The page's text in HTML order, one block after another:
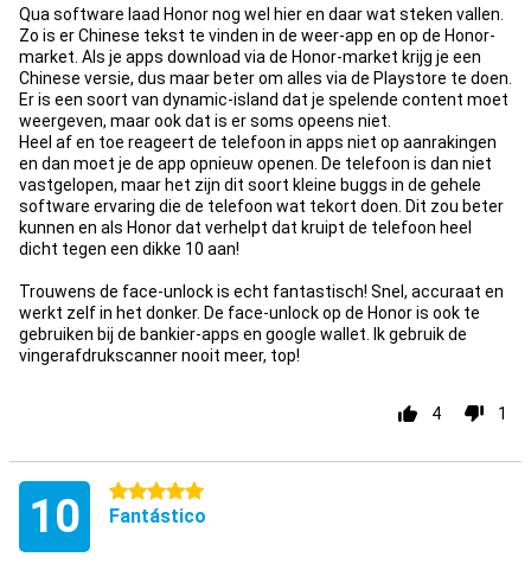
Qua software laad Honor nog wel hier en daar wat steken vallen.
Zo is er Chinese tekst te vinden in de weer-app en op de Honor-
market. Als je apps download via de Honor-market krijg je een
Chinese versie, dus maar beter om alles via de Playstore te doen.
Er is een soort van dynamic-island dat je spelende content moet
weergeven, maar ook dat is er soms opeens niet.
Heel af en toe reageert de telefoon in apps niet op aanrakingen
en dan moet je de app opnieuw openen. De telefoon is dan niet
vastgelopen, maar het zijn dit soort kleine buggs in de gehele
software ervaring die de telefoon wat tekort doen. Dit zou beter
kunnen en als Honor dat verhelpt dat kruipt de telefoon heel
dicht tegen een dikke 10 aan!
Trouwens de face-unlock is echt fantastisch! Snel, accuraat en
werkt zelf in het donker. De face-unlock op de Honor is ook te
gebruiken bij de bankier-apps en google wallet. Ik gebruik de
vingerafdrukscanner nooit meer, top!
4 1
10 5 estrelas
Fantástico